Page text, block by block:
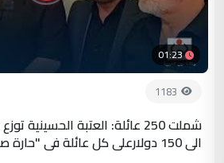
01:23
1183
الى 150 دولارعلى كل عائلة في "حارة صيدا"